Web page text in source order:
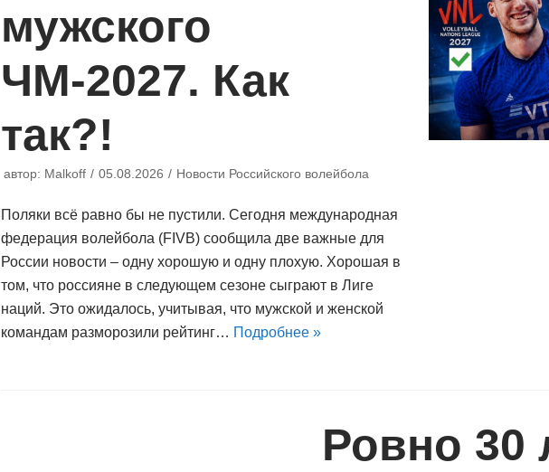
мужского
ЧМ-2027. Как
так?!
автор: Malkoff 05.08.2026 Новости Российского волейбола
Поляки всё равно бы не пустили. Сегодня международная
федерация волейбола (FIVB) сообщила две важные для
России новости – одну хорошую и одну плохую. Хорошая в
том, что россияне в следующем сезоне сыграют в Лиге
наций. Это ожидалось, учитывая, что мужской и женской
командам разморозили рейтинг… Подробнее »
Ровно 30